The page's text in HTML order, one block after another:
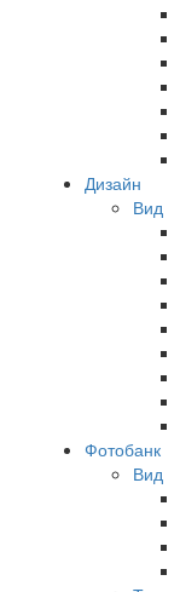
Дизайн
Вид
Фотобанк
Вид